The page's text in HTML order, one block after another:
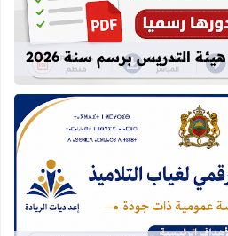
هيئة التدريس برسم سنة 2026
قراءة المزيد عن مأسسة الرصد الرقمي الآني